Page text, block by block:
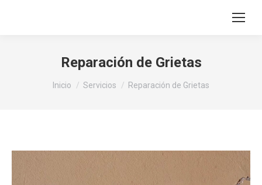
Reparación de Grietas
Estás aquí:
Inicio Servicios Reparación de Grietas